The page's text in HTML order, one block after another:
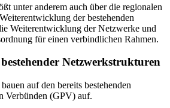
unter anderem auch über die regionalen
der bestehenden
Weiterentwicklung der Netzwerke und
für einen verbindlichen Rahmen.
Netzwerkstrukturen
auf den bereits bestehenden
Verbünden (GPV) auf.